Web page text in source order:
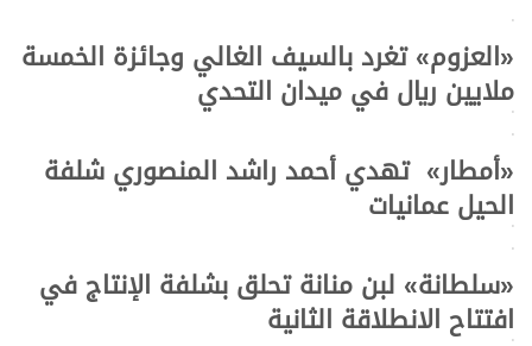
>
«العزوم» تغرد بالسيف الغالي وجائزة الخمسة
ملايين ريال في ميدان التحدي>
>
«أمطار» تهدي أحمد راشد المنصوري شلفة
الحيل عمانيات>
>
«سلطانة» لبن منانة تحلق بشلفة الإنتاج في
افتتاح الانطلاقة الثانية>